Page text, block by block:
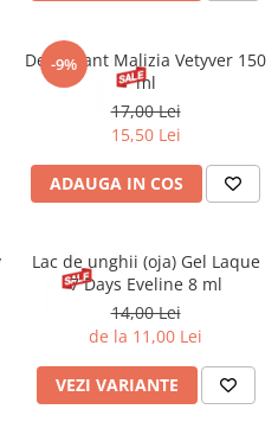
-9%
Deodorant Malizia Vetyver 150
ml
17,00 Lei
15,50 Lei
ADAUGA IN COS
Lac de unghii (oja) Gel Laque
7 Days Eveline 8 ml
14,00 Lei
de la 11,00 Lei
VEZI VARIANTE